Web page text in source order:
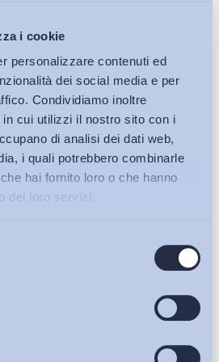
i cookie
personalizzare contenuti ed
dei social media e per
Condividiamo inoltre
cui utilizzi il nostro sito con i
di analisi dei dati web,
i quali potrebbero combinarle
hai fornito loro o che hanno
dei loro servizi.